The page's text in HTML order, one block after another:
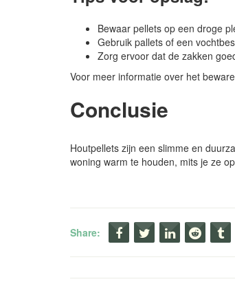
Bewaar pellets op een droge
Gebruik pallets of een
Zorg ervoor dat de zakken
Voor meer informatie over het
Conclusie
Houtpellets zijn een slimme en
woning warm te houden, mits je ze
Share: